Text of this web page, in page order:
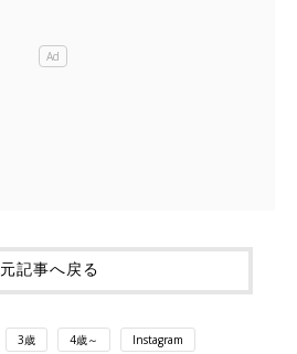
元記事へ戻る
3歳 4歳～ Instagram